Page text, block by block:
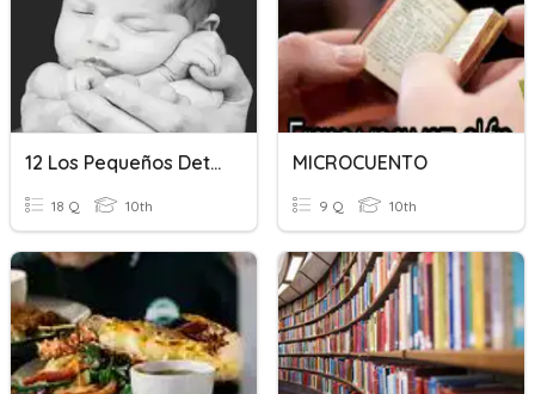
12 Los Pequeños Detalles
18 Q 10th
MICROCUENTO
9 Q 10th